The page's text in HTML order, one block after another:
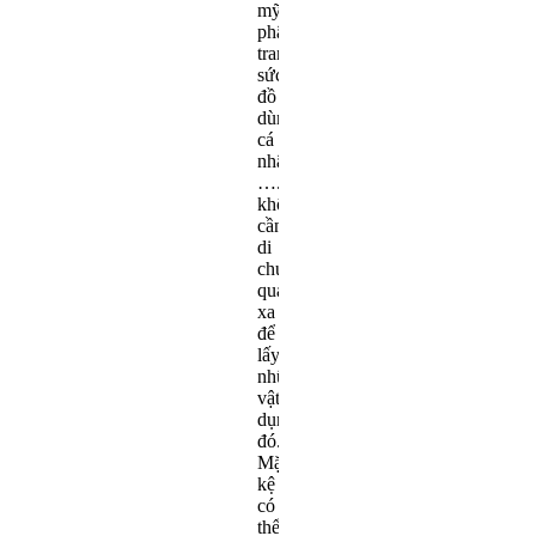
mỹ
phẩm,
trang
sức,
đồ
dùng
cá
nhân,
….mà
không
cần
di
chuyển
quá
xa
để
lấy
những
vật
dụng
đó.
Mặt
kệ
có
thể